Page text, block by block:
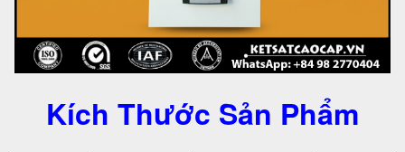
Kích Thước Sản Phẩm